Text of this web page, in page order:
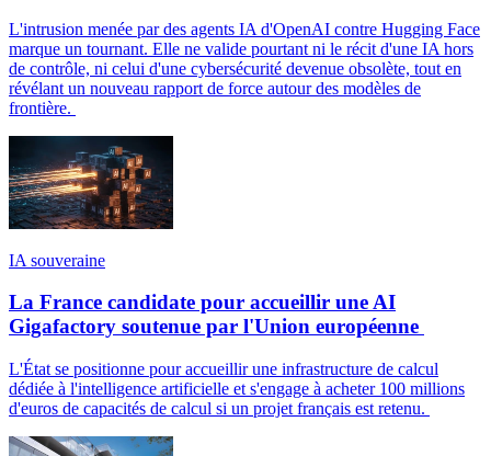
L'intrusion menée par des agents IA d'OpenAI contre Hugging Face
marque un tournant. Elle ne valide pourtant ni le récit d'une IA hors
de contrôle, ni celui d'une cybersécurité devenue obsolète, tout en
révélant un nouveau rapport de force autour des modèles de
frontière.
IA souveraine
La France candidate pour accueillir une AI
Gigafactory soutenue par l'Union européenne
L'État se positionne pour accueillir une infrastructure de calcul
dédiée à l'intelligence artificielle et s'engage à acheter 100 millions
d'euros de capacités de calcul si un projet français est retenu.